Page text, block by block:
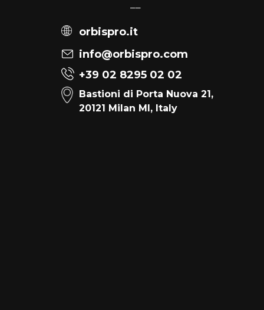
––
+39 02 8295 02 02
Bastioni di Porta Nuova 21,
20121 Milan MI, Italy
orbispro.it
info@orbispro.com